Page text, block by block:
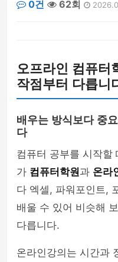
0건
62회
오프라인 컴퓨터
작점부터 다릅니
배우는 방식보다 중
다
컴퓨터 공부를 시작할
가 컴퓨터학원과 온라
다 엑셀, 파워포인트,
배울 수 있어 비슷해
다릅니다.
온라인강의는 시간과